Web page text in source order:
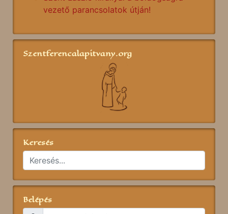
vezető parancsolatok útján!
Szentferencalapitvany.org
Keresés
Belépés